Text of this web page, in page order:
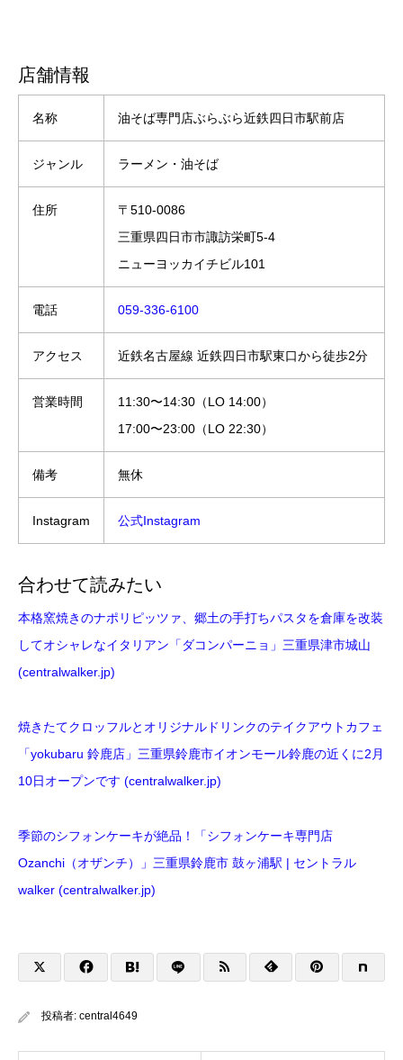
店舗情報
名称 油そば専門店ぶらぶら近鉄四日市駅前店
ジャンル ラーメン・油そば
住所
〒510-0086
三重県四日市市諏訪栄町5-4
ニューヨッカイチビル101
電話 059-336-6100
アクセス 近鉄名古屋線 近鉄四日市駅東口から徒歩2分
営業時間
11:30〜14:30（LO 14:00）
17:00〜23:00（LO 22:30）
備考 無休
Instagram 公式Instagram
合わせて読みたい
本格窯焼きのナポリピッツァ、郷土の手打ちパスタを倉庫を改装
してオシャレなイタリアン「ダコンパーニョ」三重県津市城山
(centralwalker.jp)
焼きたてクロッフルとオリジナルドリンクのテイクアウトカフェ
「yokubaru 鈴鹿店」三重県鈴鹿市イオンモール鈴鹿の近くに2月
10日オープンです (centralwalker.jp)
季節のシフォンケーキが絶品！「シフォンケーキ専門店
Ozanchi（オザンチ）」三重県鈴鹿市 鼓ヶ浦駅 | セントラル
walker (centralwalker.jp)
投稿者: central4649